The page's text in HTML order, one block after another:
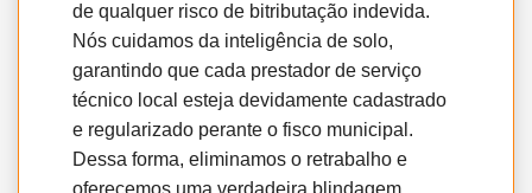
de qualquer risco de bitributação indevida.
Nós cuidamos da inteligência de solo,
garantindo que cada prestador de serviço
técnico local esteja devidamente cadastrado
e regularizado perante o fisco municipal.
Dessa forma, eliminamos o retrabalho e